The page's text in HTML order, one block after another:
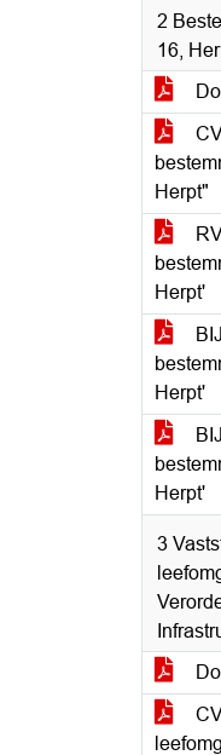
2
16,
Herpt"
Herpt'
Herpt'
Herpt'
3